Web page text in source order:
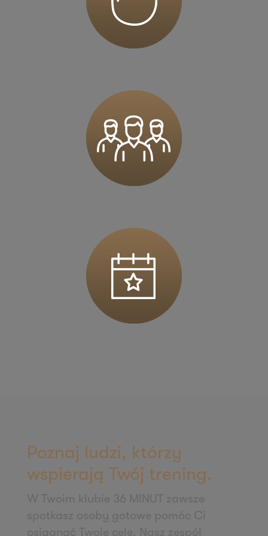
62-023 Kamionki
Zapisz mnie
36 MINUT Karczówka
36 MINUT Kartuzy
ul. Krasickiego 2a
83-300 Kartuzy
Zapisz mnie
36 MINUT Komorniki
62-052 Komorniki
Zapisz mnie
36 MINUT Konstantynów
ul. Łódzka 27
95-050 Konstantynów Łódzki
62-028 Koziegłowy
Zapisz mnie
36 MINUT Krotoszyn
ul. Słodowa 13
63-700 Krotoszyn
Poznaj ludzi, którzy
wspierają Twój trening.
W Twoim klubie 36 MINUT zawsze
spotkasz osoby gotowe pomóc Ci
osiągnąć Twoje cele. Nasz zespół